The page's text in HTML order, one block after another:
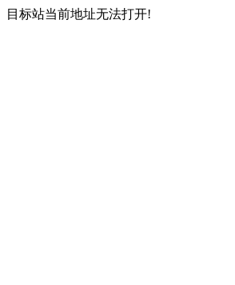
目标站当前地址无法打开!